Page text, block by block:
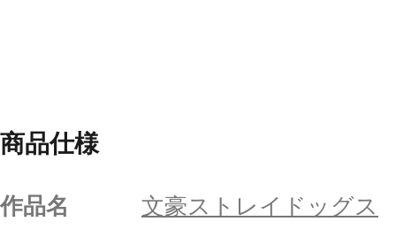
商品仕様
作品名 文豪ストレイドッグス